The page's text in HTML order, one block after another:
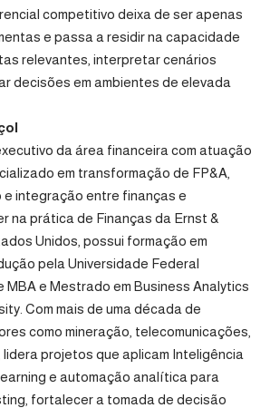
competitivo deixa de ser apenas
e passa a residir na capacidade
relevantes, interpretar cenários
decisões em ambientes de elevada
da área financeira com atuação
em transformação de FP&A,
integração entre finanças e
na prática de Finanças da Ernst &
Unidos, possui formação em
pela Universidade Federal
MBA e Mestrado em Business Analytics
Com mais de uma década de
como mineração, telecomunicações,
projetos que aplicam Inteligência
e automação analítica para
fortalecer a tomada de decisão